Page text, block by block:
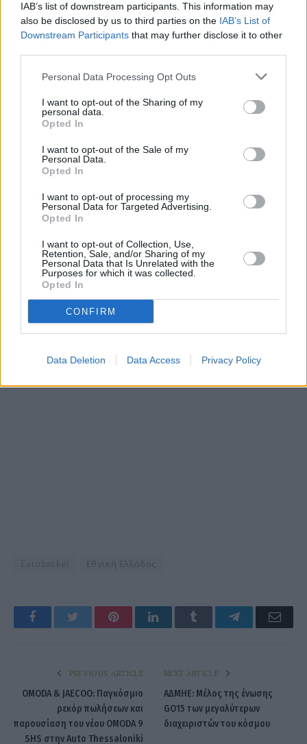
IAB’s list of downstream participants. This information may
also be disclosed by us to third parties on the IAB’s List of
Downstream Participants that may further disclose it to other
Personal Data Processing Opt Outs
I want to opt-out of the Sharing of my
personal data.
Opted In
I want to opt-out of the Sale of my
Personal Data.
Opted In
I want to opt-out of processing my
Personal Data for Targeted Advertising.
Opted In
I want to opt-out of Collection, Use,
Retention, Sale, and/or Sharing of my
Personal Data that Is Unrelated with the
Purposes for which it was collected.
Opted In
CONFIRM
Data Deletion Data Access Privacy Policy
Εθνική Ελλάδος
Facebook Twitter PinterestLinkedIn Tumblr Telegram
PREVIOUS ARTICLE
OMODA & JAECOO: Παγκόσμιο
ρεκόρ πωλήσεων και
παρουσίαση του νέου OMODA 9
SHS στην Auto Thessaloniki
NEXT ARTICLE
ΑΔΜΗΕ: Μέλος της ένωσης
GO15 των μεγαλύτερων
διαχειριστών του κόσμου